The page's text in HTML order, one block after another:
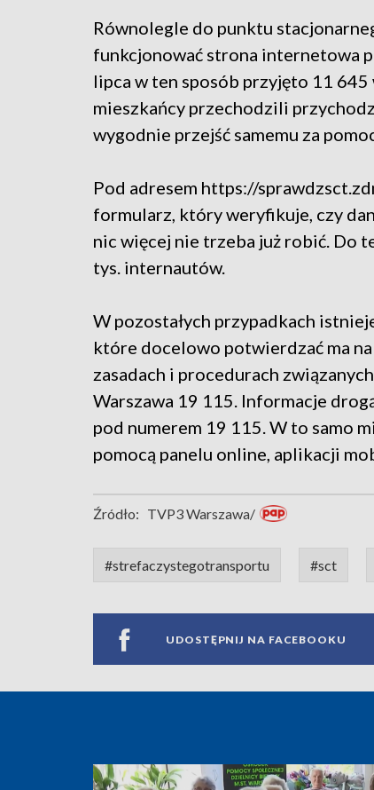
Równolegle do punktu
funkcjonować strona internetowa
lipca w ten sposób przyjęto 11 645
mieszkańcy przechodzili
wygodnie przejść samemu za
Pod adresem https://
formularz, który weryfikuje, czy
nic więcej nie trzeba już robić. Do
tys. internautów.
W pozostałych przypadkach
które docelowo potwierdzać ma
zasadach i procedurach
Warszawa 19 115. Informacje
pod numerem 19 115. W to samo
pomocą panelu online, aplikacji
Źródło: TVP3 Warszawa/
#strefaczystegotransportu #sct
UDOSTĘPNIJ NA FACEBOOKU